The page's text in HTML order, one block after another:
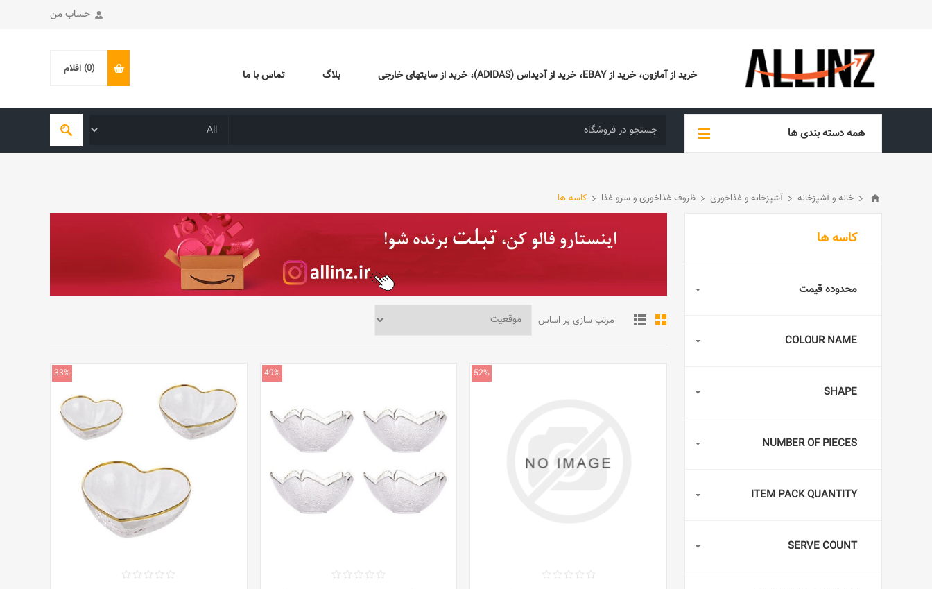
حساب من
خرید از آمازون، خرید از EBAY، خرید از آدیداس (ADIDAS)، خرید از سایتهای خارجی بلاگ تماس با ما (0) اقلام
همه دسته بندی ها
خانه و آشپزخانه آشپزخانه و غذاخوری ظروف غذاخوری و سرو غذا کاسه ها
مرتب سازی بر اساس
52%
49%
33%
کاسه ها
محدوده قیمت
COLOUR NAME
SHAPE
NUMBER OF PIECES
ITEM PACK QUANTITY
SERVE COUNT